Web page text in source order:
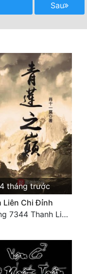
Sau
4 tháng trước
Liên Chi Đỉnh
Chương 7344 Thanh Liên đỉnh (Đại kết cục) (2) HẾT.